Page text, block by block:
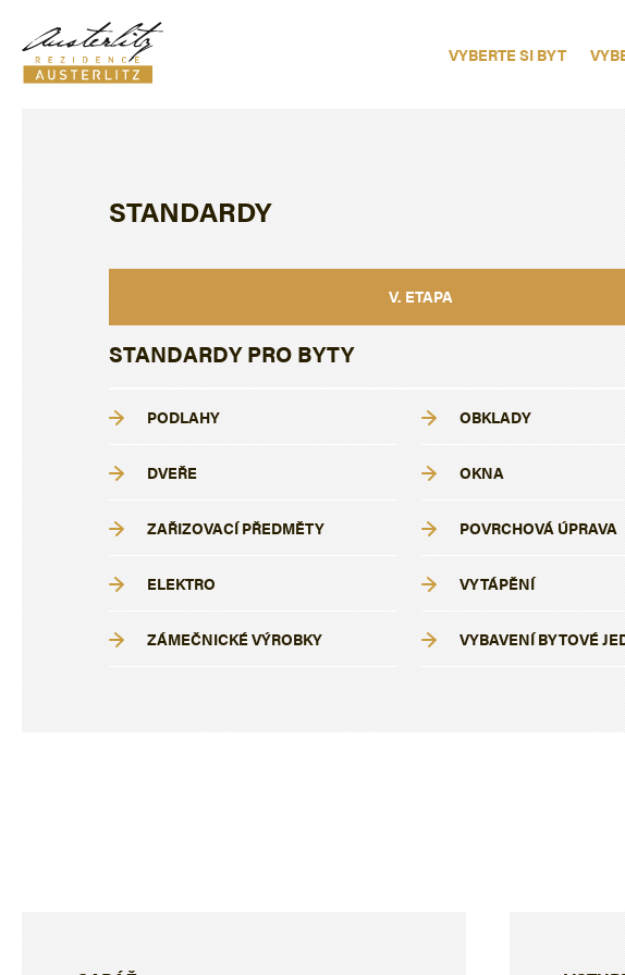
VYBERTE SI BYT
STANDARDY
V. ETAPA
STANDARDY PRO BYTY
PODLAHY OBKLADY
DVEŘE OKNA
ZAŘIZOVACÍ PŘEDMĚTY POVRCHOVÁ ÚPRAVA
ELEKTRO VYTÁPĚNÍ
ZÁMEČNICKÉ VÝROBKY VYBAVENÍ BYTOVÉ